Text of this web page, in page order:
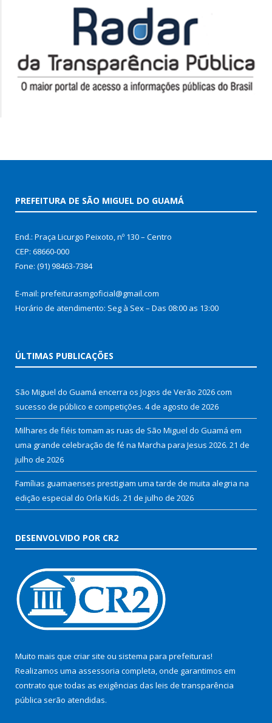
PREFEITURA DE SÃO MIGUEL DO GUAMÁ
End.: Praça Licurgo Peixoto, nº 130 – Centro
CEP: 68660-000
Fone: (91) 98463-7384
E-mail: prefeiturasmgoficial@gmail.com
Horário de atendimento: Seg à Sex – Das 08:00 as 13:00
ÚLTIMAS PUBLICAÇÕES
São Miguel do Guamá encerra os Jogos de Verão 2026 com
sucesso de público e competições. 4 de agosto de 2026
Milhares de fiéis tomam as ruas de São Miguel do Guamá em
uma grande celebração de fé na Marcha para Jesus 2026. 21 de
julho de 2026
Famílias guamaenses prestigiam uma tarde de muita alegria na
edição especial do Orla Kids. 21 de julho de 2026
DESENVOLVIDO POR CR2
Muito mais que criar site ou sistema para prefeituras!
Realizamos uma assessoria completa, onde garantimos em
contrato que todas as exigências das leis de transparência
pública serão atendidas.